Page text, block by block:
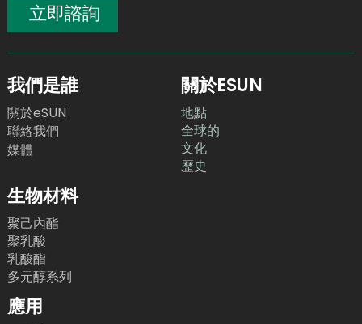
立即諮詢
我們是誰
關於eSUN
聯絡我們
媒體
關於ESUN
地點
全球的
文化
歷史
生物材料
聚己內酯
聚乳酸
乳酸酯
多元醇系列
應用